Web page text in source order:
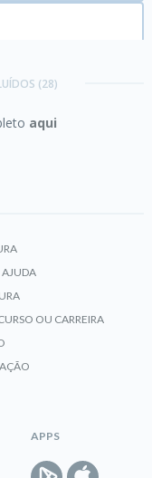
Python e
(28)
aqui
AJUDA
OU CARREIRA
APPS